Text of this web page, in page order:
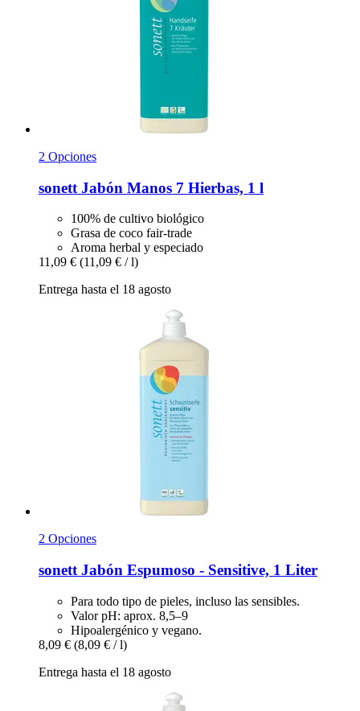
2 Opciones
sonett Jabón Manos 7 Hierbas, 1 l
100% de cultivo biológico
Grasa de coco fair-trade
Aroma herbal y especiado
11,09 € (11,09 € / l)
Entrega hasta el 18 agosto
2 Opciones
sonett Jabón Espumoso -​ Sensitive, 1 Liter
Para todo tipo de pieles, incluso las sensibles.
Valor pH: aprox. 8,5–9
Hipoalergénico y vegano.
8,09 € (8,09 € / l)
Entrega hasta el 18 agosto